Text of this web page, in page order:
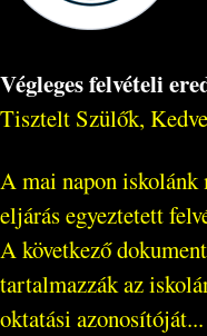
Végleges felvételi
Tisztelt Szülők,
A mai napon iskolánk
eljárás egyeztetett
A következő
tartalmazzák az
oktatási azonosítóját...